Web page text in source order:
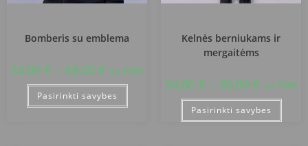
Bomberis su emblema
54,00 € – 68,00 € su PVM
Pasirinkti savybes
Kelnės berniukams ir
mergaitėms
34,00 € – 36,00 € su PVM
Pasirinkti savybes